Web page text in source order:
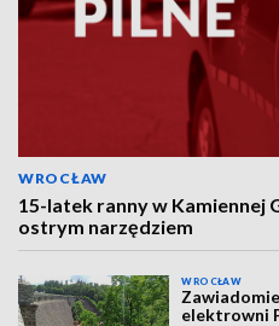
WROCŁAW
15-latek ranny w Kamiennej
ostrym narzędziem
WROCŁAW
elektrowni